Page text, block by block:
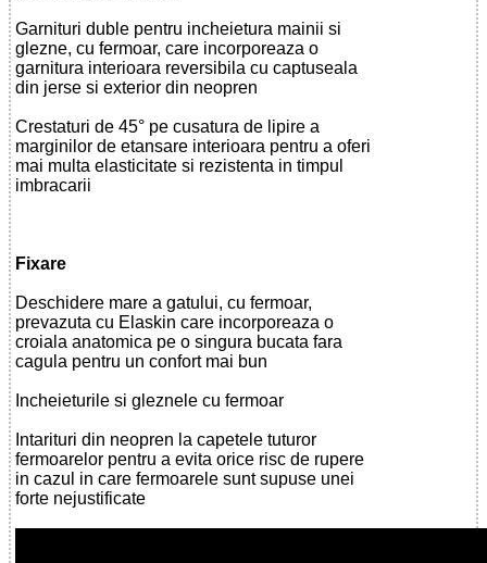
Garnituri duble pentru incheietura mainii si
glezne, cu fermoar, care incorporeaza o
garnitura interioara reversibila cu captuseala
din jerse si exterior din neopren
Crestaturi de 45° pe cusatura de lipire a
marginilor de etansare interioara pentru a oferi
mai multa elasticitate si rezistenta in timpul
imbracarii
Fixare
Deschidere mare a gatului, cu fermoar,
prevazuta cu Elaskin care incorporeaza o
croiala anatomica pe o singura bucata fara
cagula pentru un confort mai bun
Incheieturile si gleznele cu fermoar
Intarituri din neopren la capetele tuturor
fermoarelor pentru a evita orice risc de rupere
in cazul in care fermoarele sunt supuse unei
forte nejustificate